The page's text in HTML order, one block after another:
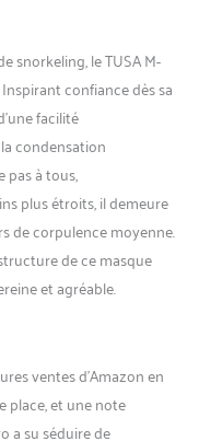
TUSA
jusqu'à 95 %
disponible au
une vision
SWIFT
: Tusa a conçu la
et la sangle
La boucle à profil
et légère. La
sangle faciles à
silencieuses et
des réglages.
: champ
masque de
cadre de TUSA.
sans cadre du
snorkeling, le TUSA M-
confiance dès sa
facilité
condensation
pas à tous,
plus étroits, il demeure
de corpulence moyenne.
de ce masque
et agréable.
ventes d’Amazon en
place, et une note
a su séduire de